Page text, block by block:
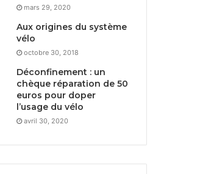
mars 29, 2020
Aux origines du système
vélo
octobre 30, 2018
Déconfinement : un
chèque réparation de50
euros pour doper
l’usage du vélo
avril 30, 2020